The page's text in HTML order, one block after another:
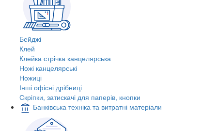
Бейджі
Клей
Клейка стрічка канцелярська
Ножі канцелярські
Ножиці
Інші офісні дрібниці
Скріпки, затискачі для паперів, кнопки
Банківська техніка та витратні матеріали